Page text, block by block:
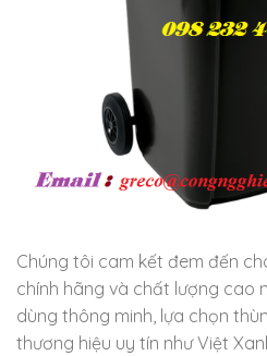
Chúng tôi cam kết đem đến
chính hãng và chất lượng cao
dùng thông minh, lựa chọn
thương hiệu uy tín như Việt